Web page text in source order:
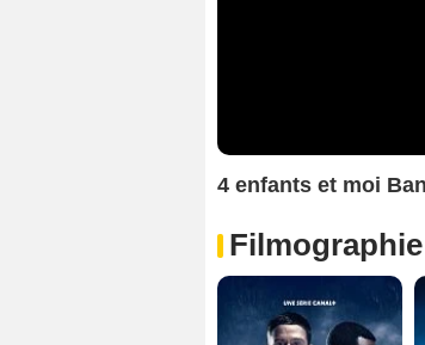
4 enfants et moi
Filmographie